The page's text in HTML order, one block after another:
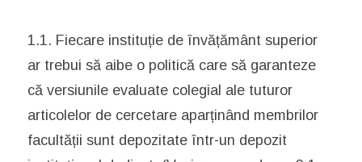
1.1. Fiecare instituție de învățământ superior
ar trebui să aibe o politică care să garanteze
că versiunile evaluate colegial ale tuturor
articolelor de cercetare aparținând membrilor
facultății sunt depozitate într-un depozit